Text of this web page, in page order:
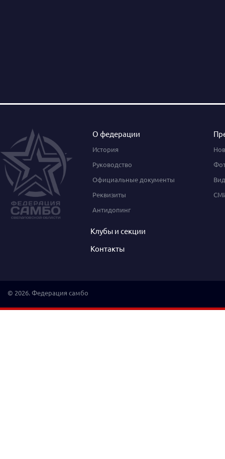
О федерации
История
Руководство
Официальные документы
Реквизиты
Антидопинг
Клубы и секции
Контакты
© 2026. Федерация самбо